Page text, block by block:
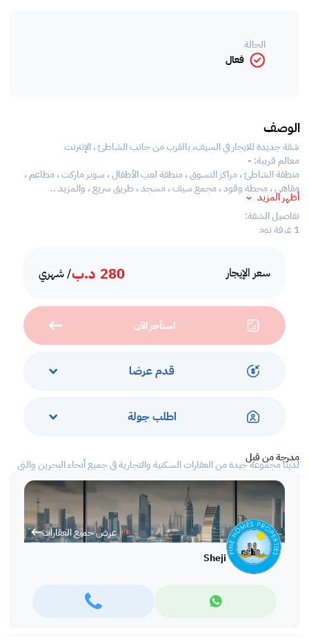
سعر الإيجار 280 د.ب/ شهري
استأجر الآن
قدم عرضا
اطلب جولة
مدرجة من قبل
عرض جميع العقارات
Sheji
الحالة
فعال
الوصف
شقة جديدة للايجار في السيف، بالقرب من جانب الشاطئ ، الإنترنت
معالم قريبة: -
منطقة الشاطئ ، مراكز التسوق ، منطقة لعب الأطفال ، سوبر ماركت ، مطاعم ،
مقاهي ، محطة وقود ، مجمع سيف ، مسجد ، طريق سريع ، والمزيد ..
تفاصيل الشقة:
1 غرفة نوم
خدمة Elavator
مينتانينس
نحن نتعامل فقط على أساس عقود سنوية ونوفر لعملائنا درجة عالية من الاحتراف
لدينا مجموعة جيدة من العقارات السكنية والتجارية في جميع أنحاء البحرين والتي
تناسبها
ميزانيات ومصالح عملائنا سواء كانوا مديرين تنفيذيين من العائلات أو موظفي
الشركة أو أفراد البحرية
يسعدنا دائمًا أن نعرض لك العقارات في أي يوم من أيام الأسبوع (حتى الجمعة
أيضًا)
حسب راحتك وتوافرك من خلال موعد مسبق
أظهر المزيد